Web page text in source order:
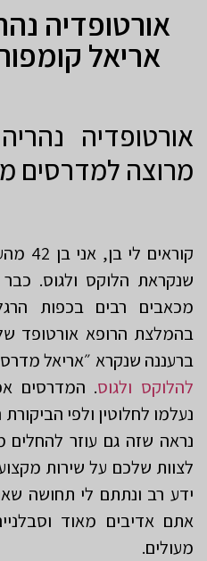
אורטופדיה
אריאל
אורטופדיה
מרוצה למדרסים
שנקראת הלוקס ולגוס.
מכאבים רבים בכפות
בהמלצת הרופא אורטופד
ברעננה שנקרא ״אריאל
להלוקס ולגוס. המדרסים
נעלמו לחלוטין ולפי
נראה שזה גם עוזר להחלים
לצוות שלכם על שירות
ידע רב ונתתם לי תחושה
אתם אדיבים מאוד
מעולים.